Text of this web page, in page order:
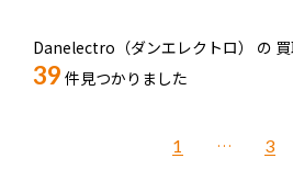
Danelectro（ダンエレクトロ） の
39 件見つかりました
1 … 3